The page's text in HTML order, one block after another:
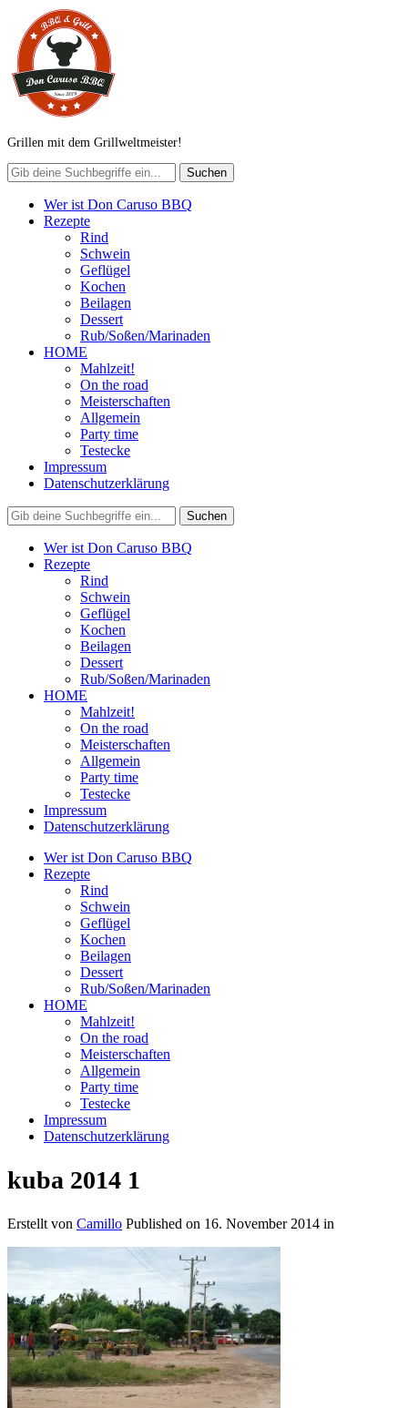
Grillen mit dem Grillweltmeister!
Wer ist Don Caruso BBQ
Rezepte
Rind
Schwein
Geflügel
Kochen
Beilagen
Dessert
Rub/Soßen/Marinaden
HOME
Mahlzeit!
On the road
Meisterschaften
Allgemein
Party time
Testecke
Impressum
Datenschutzerklärung
Wer ist Don Caruso BBQ
Rezepte
Rind
Schwein
Geflügel
Kochen
Beilagen
Dessert
Rub/Soßen/Marinaden
HOME
Mahlzeit!
On the road
Meisterschaften
Allgemein
Party time
Testecke
Impressum
Datenschutzerklärung
Wer ist Don Caruso BBQ
Rezepte
Rind
Schwein
Geflügel
Kochen
Beilagen
Dessert
Rub/Soßen/Marinaden
HOME
Mahlzeit!
On the road
Meisterschaften
Allgemein
Party time
Testecke
Impressum
Datenschutzerklärung
kuba 2014 1
Erstellt von Camillo Published on 16. November 2014 in